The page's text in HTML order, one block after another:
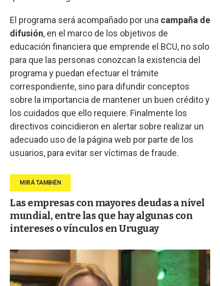
El programa será acompañado por una campaña de
difusión, en el marco de los objetivos de
educación financiera que emprende el BCU, no solo
para que las personas conozcan la existencia del
programa y puedan efectuar el trámite
correspondiente, sino para difundir conceptos
sobre la importancia de mantener un buen crédito y
los cuidados que ello requiere. Finalmente los
directivos coincidieron en alertar sobre realizar un
adecuado uso de la página web por parte de los
usuarios, para evitar ser víctimas de fraude.
Las empresas con mayores deudas a nivel
mundial, entre las que hay algunas con
intereses o vínculos en Uruguay